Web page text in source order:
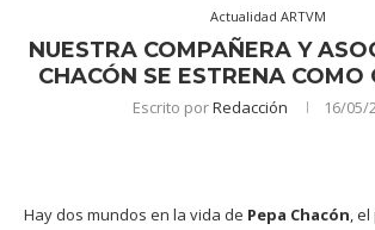
Actualidad ARTVM
NUESTRA COMPAÑERA Y
CHACÓN SE ESTRENA COMO
Escrito porRedacción 16/05/
Hay dos mundos en la vida de Pepa Chacón,